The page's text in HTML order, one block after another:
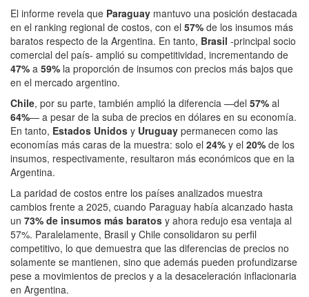
El informe revela que Paraguay mantuvo una posición destacada
en el ranking regional de costos, con el 57% de los insumos más
baratos respecto de la Argentina. En tanto, Brasil -principal socio
comercial del país- amplió su competitividad, incrementando de
47% a 59% la proporción de insumos con precios más bajos que
en el mercado argentino.
Chile, por su parte, también amplió la diferencia —del 57% al
64%— a pesar de la suba de precios en dólares en su economía.
En tanto, Estados Unidos y Uruguay permanecen como las
economías más caras de la muestra: solo el 24% y el 20% de los
insumos, respectivamente, resultaron más económicos que en la
Argentina.
La paridad de costos entre los países analizados muestra
cambios frente a 2025, cuando Paraguay había alcanzado hasta
un 73% de insumos más baratos y ahora redujo esa ventaja al
57%. Paralelamente, Brasil y Chile consolidaron su perfil
competitivo, lo que demuestra que las diferencias de precios no
solamente se mantienen, sino que además pueden profundizarse
pese a movimientos de precios y a la desaceleración inflacionaria
en Argentina.